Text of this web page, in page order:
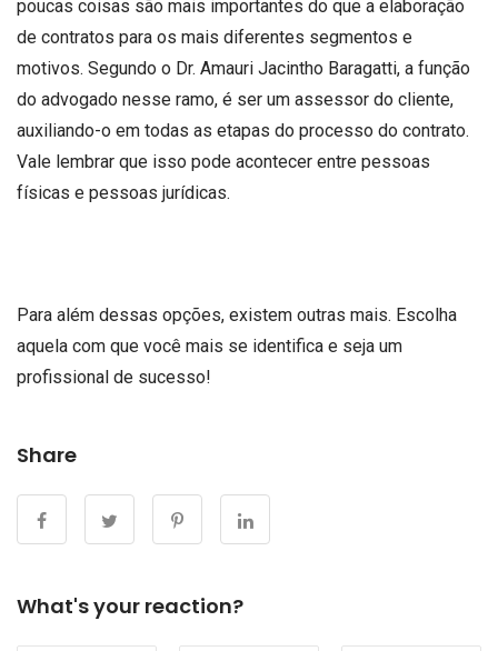
poucas coisas são mais importantes do que a elaboração
de contratos para os mais diferentes segmentos e
motivos. Segundo o Dr. Amauri Jacintho Baragatti, a função
do advogado nesse ramo, é ser um assessor do cliente,
auxiliando-o em todas as etapas do processo do contrato.
Vale lembrar que isso pode acontecer entre pessoas
físicas e pessoas jurídicas.
Para além dessas opções, existem outras mais. Escolha
aquela com que você mais se identifica e seja um
profissional de sucesso!
Share
What's your reaction?